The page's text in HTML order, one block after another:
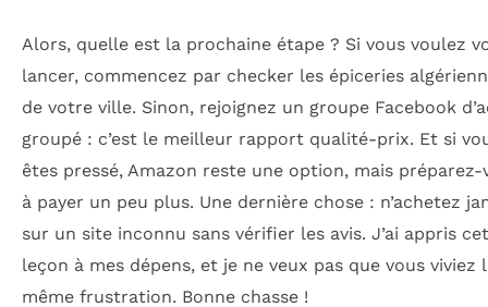
Alors, quelle est la prochaine étape ? Si vous voulez
lancer, commencez par checker les épiceries
de votre ville. Sinon, rejoignez un groupe Facebook
groupé : c’est le meilleur rapport qualité-prix. Et si
êtes pressé, Amazon reste une option, mais préparez-
à payer un peu plus. Une dernière chose : n’achetez
sur un site inconnu sans vérifier les avis. J’ai appris
leçon à mes dépens, et je ne veux pas que vous viviez
même frustration. Bonne chasse !